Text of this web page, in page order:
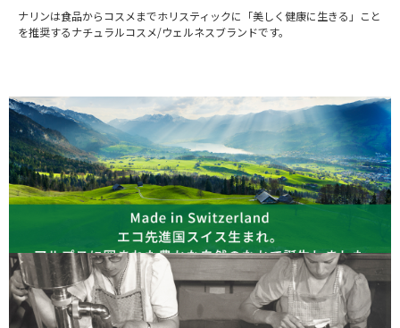
ナリンは食品からコスメまでホリスティックに「美しく健康に生きる」こと
を推奨するナチュラルコスメ/ウェルネスブランドです。